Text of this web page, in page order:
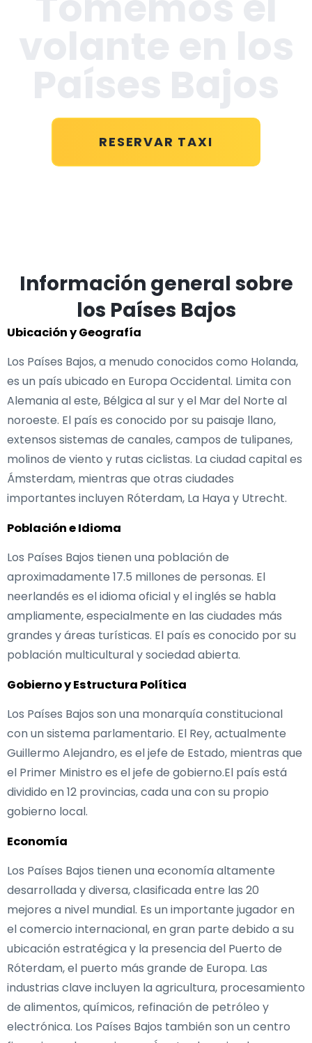
RESERVAR TAXI
Información general sobre
los Países Bajos
Ubicación y Geografía
Los Países Bajos, a menudo conocidos como Holanda,
es un país ubicado en Europa Occidental. Limita con
Alemania al este, Bélgica al sur y el Mar del Norte al
noroeste. El país es conocido por su paisaje llano,
extensos sistemas de canales, campos de tulipanes,
molinos de viento y rutas ciclistas. La ciudad capital es
Ámsterdam, mientras que otras ciudades
importantes incluyen Róterdam, La Haya y Utrecht.
Población e Idioma
Los Países Bajos tienen una población de
aproximadamente 17.5 millones de personas. El
neerlandés es el idioma oficial y el inglés se habla
ampliamente, especialmente en las ciudades más
grandes y áreas turísticas. El país es conocido por su
población multicultural y sociedad abierta.
Gobierno y Estructura Política
Los Países Bajos son una monarquía constitucional
con un sistema parlamentario. El Rey, actualmente
Guillermo Alejandro, es el jefe de Estado, mientras que
el Primer Ministro es el jefe de gobierno.El país está
dividido en 12 provincias, cada una con su propio
gobierno local.
Economía
Los Países Bajos tienen una economía altamente
desarrollada y diversa, clasificada entre las 20
mejores a nivel mundial. Es un importante jugador en
el comercio internacional, en gran parte debido a su
ubicación estratégica y la presencia del Puerto de
Róterdam, el puerto más grande de Europa. Las
industrias clave incluyen la agricultura, procesamiento
de alimentos, químicos, refinación de petróleo y
electrónica. Los Países Bajos también son un centro